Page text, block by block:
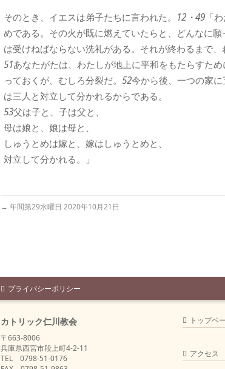
そのとき、イエスは弟子たちに言われた。 12・49 「
めである。その火が既に燃えていたらと、どんなに願
は受けねばならない洗礼がある。それが終わるまで、
51あなたがたは、わたしが地上に平和をもたらすた
っておくが、むしろ分裂だ。 52今から後、一つの家
は三人と対立して分かれるからである。
53父は子と、子は父と、
母は娘と、娘は母と、
しゅうとめは嫁と、嫁はしゅうとめと、
対立して分かれる。」
← 年間第29水曜日 2020年10月21日
プライバシーポリシー
カトリック仁川教会
〒663-8006
兵庫県西宮市段上町4-2-11
TEL 0798-51-0176
トップペ
アクセス